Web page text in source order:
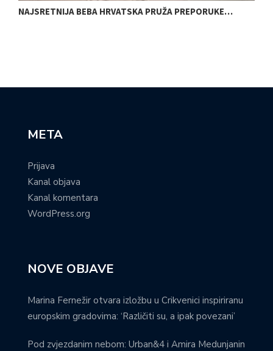
NAJSRETNIJA BEBA HRVATSKA PRUŽA PREPORUKE…
META
Prijava
Kanal objava
Kanal komentara
WordPress.org
NOVE OBJAVE
Marina Fernežir otvara izložbu u Crikvenici inspiriranu
europskim gradovima: ‘Različiti su, a ipak povezani’
Pod zvjezdanim nebom: Urban&4 i Amira Medunjanin